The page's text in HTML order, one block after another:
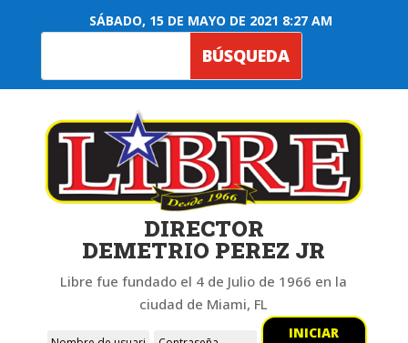
SÁBADO, 15 DE MAYO DE 2021 8:27 AM
DIRECTOR
DEMETRIO PEREZ JR
Libre fue fundado el 4 de Julio de 1966 en la
ciudad de Miami, FL
INICIAR